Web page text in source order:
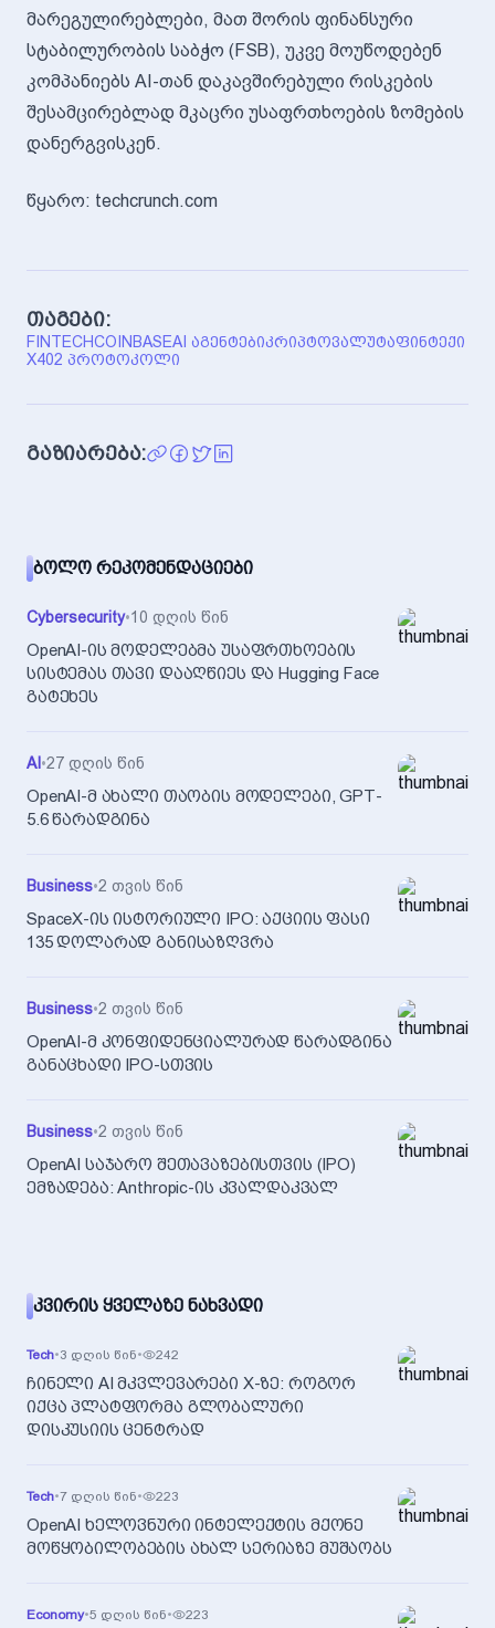
მარეგულირებლები, მათ შორის ფინანსური
სტაბილურობის საბჭო (FSB), უკვე მოუწოდებენ
კომპანიებს AI-თან დაკავშირებული რისკების
შესამცირებლად მკაცრი უსაფრთხოების ზომების
დანერგვისკენ.
წყარო: techcrunch.com
თაგები:
FINTECHCOINBASEAI ᲐᲒᲔᲜᲢᲔᲑᲘᲙᲠᲘᲞᲢᲝᲕᲐᲚᲣᲢᲐᲤᲘᲜᲢᲔᲥᲘ
X402 ᲞᲠᲝᲢᲝᲙᲝᲚᲘ
გაზიარება:
ᲑᲝᲚᲝ ᲠᲔᲙᲝᲛᲔᲜᲓᲐᲪᲘᲔᲑᲘ
Cybersecurity•10 დღის წინ
OpenAI-ის მოდელებმა უსაფრთხოების
სისტემას თავი დააღწიეს და Hugging Face
გატეხეს
AI •27 დღის წინ
OpenAI-მ ახალი თაობის მოდელები, GPT-
5.6 წარადგინა
Business•2 თვის წინ
SpaceX-ის ისტორიული IPO: აქციის ფასი
135 დოლარად განისაზღვრა
Business•2 თვის წინ
OpenAI-მ კონფიდენციალურად წარადგინა
განაცხადი IPO-სთვის
Business•2 თვის წინ
OpenAI საჯარო შეთავაზებისთვის (IPO)
ემზადება: Anthropic-ის კვალდაკვალ
ᲙᲕᲘᲠᲘᲡ ᲧᲕᲔᲚᲐᲖᲔ ᲜᲐᲮᲕᲐᲓᲘ
Tech•3 დღის წინ• 242
ჩინელი AI მკვლევარები X-ზე: როგორ
იქცა პლატფორმა გლობალური
დისკუსიის ცენტრად
Tech•7 დღის წინ• 223
OpenAI ხელოვნური ინტელექტის მქონე
მოწყობილობების ახალ სერიაზე მუშაობს
Economy•5 დღის წინ• 223